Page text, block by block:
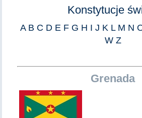
Konstytucje
A B C D E F G H I J K L M N
W Z
Grenada